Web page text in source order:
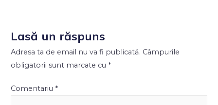
Lasă un răspuns
Adresa ta de email nu va fi publicată. Câmpurile
obligatorii sunt marcate cu *
Comentariu *